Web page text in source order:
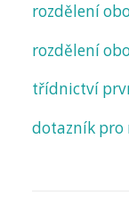
rozdělení
rozdělení
třídnictví
dotazník pro